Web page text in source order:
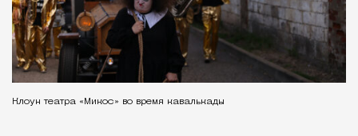
Клоун театра «Микос» во время кавалькады